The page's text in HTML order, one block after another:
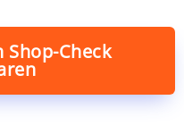
Shop-Check